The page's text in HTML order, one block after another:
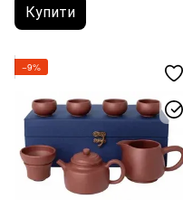
Купити
−9%